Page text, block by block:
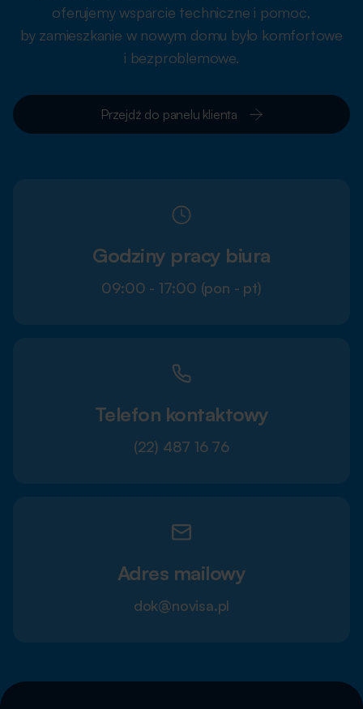
oferujemy wsparcie techniczne i pomoc,
by zamieszkanie w nowym domu było komfortowe
i bezproblemowe.
Przejdź do panelu klienta
Godziny pracy biura
09:00 - 17:00 (pon - pt)
Telefon kontaktowy
(22) 487 16 76
Adres mailowy
dok@novisa.pl